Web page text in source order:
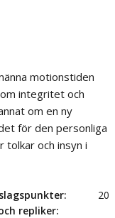
motionstiden
integritet och
om en ny
för den personliga
och insyn i
20
repliker